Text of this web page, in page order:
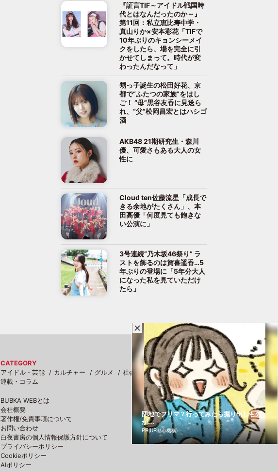
『証言TIF～アイドル戦国時
代とはなんだったのか～』
第11回：私立恵比寿中学・
真山りか×安本彩花「TIFで
10年ぶりのキョンシーメイ
クをしたら、場を完全に引
かせてしまって。時代が変
わったんだなって」
甥っ子誕生の松田好花、京
都で“ふたつの家族”をはし
ご！ “母”黒谷友香に見送ら
れ、“父”松岡昌宏とはハシゴ
酒
AKB48 21期研究生・森川
優、可愛さもある大人の女
性に
Cloud ten佐藤流星「成長で
きる余地がたくさん」、本
田高優「何度見ても飽きな
い公演に」
3号連続“乃木坂46祭り” ラ
ストを飾るのは賀喜遥香…5
年ぶりの登場に「5年分大人
になった私を見ていただけ
たら」
CATEGORY
アイドル・芸能
カルチャー グルメ 社会
スポーツ
連載・コラム
BUBKA WEBとは
会社概要
著作権/免責事項について
お問い合わせ
白夜書房の個人情報保護方針について
プライバシーポリシー
Cookieポリシー
AIポリシー
団地でフリマ？行ってみたら掘り出しもの
が…
PR(UR都市機構)